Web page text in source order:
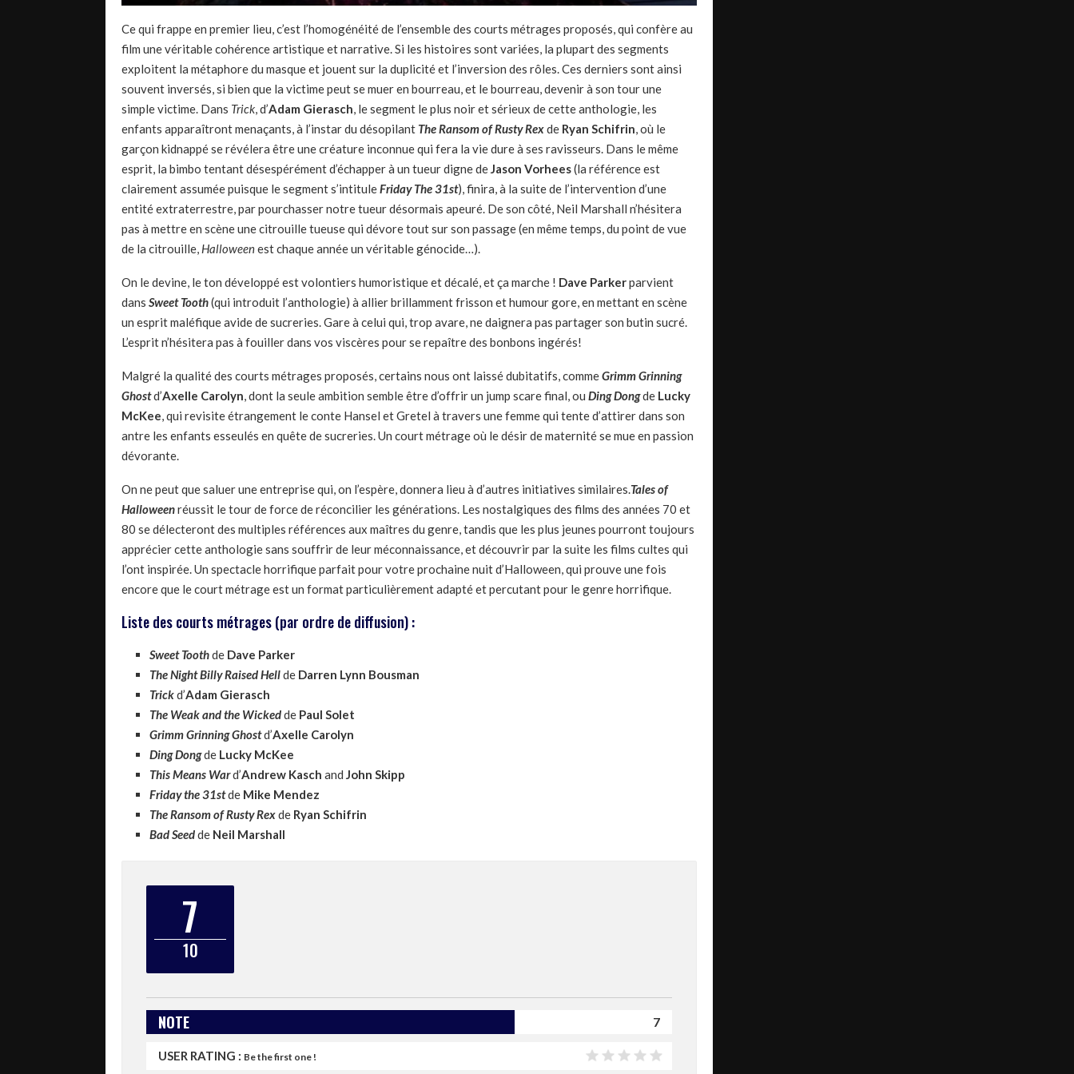
Ce qui frappe en premier lieu, c’est l’homogénéité de l’ensemble des courts métrages proposés, qui confère au
film une véritable cohérence artistique et narrative. Si les histoires sont variées, la plupart des segments
exploitent la métaphore du masque et jouent sur la duplicité et l’inversion des rôles. Ces derniers sont ainsi
souvent inversés, si bien que la victime peut se muer en bourreau, et le bourreau, devenir à son tour une
simple victime. Dans Trick, d’Adam Gierasch, le segment le plus noir et sérieux de cette anthologie, les
enfants apparaîtront menaçants, à l’instar du désopilant The Ransom of Rusty Rexde Ryan Schifrin, où le
garçon kidnappé se révélera être une créature inconnue qui fera la vie dure à ses ravisseurs. Dans le même
esprit, la bimbo tentant désespérément d’échapper à un tueur digne deJason Vorhees(la référence est
clairement assumée puisque le segment s’intituleFriday The 31st), finira, à la suite de l’intervention d’une
entité extraterrestre, par pourchasser notre tueur désormais apeuré. De son côté, Neil Marshall n’hésitera
pas à mettre en scène une citrouille tueuse qui dévore tout sur son passage (en même temps, du point de vue
de la citrouille, Halloweenest chaque année un véritable génocide…).
On le devine, le ton développé est volontiers humoristique et décalé, et ça marche ! Dave Parkerparvient
dans Sweet Tooth(qui introduit l’anthologie) à allier brillamment frisson et humour gore, en mettant en scène
un esprit maléfique avide de sucreries. Gare à celui qui, trop avare, ne daignera pas partager son butin sucré.
L’esprit n’hésitera pas à fouiller dans vos viscères pour se repaître des bonbons ingérés!
Malgré la qualité des courts métrages proposés, certains nous ont laissé dubitatifs, commeGrimm Grinning
Ghostd’Axelle Carolyn, dont la seule ambition semble être d’offrir un jump scare final, ou Ding Dongde Lucky
McKee, qui revisite étrangement le conte Hansel et Gretel à travers une femme qui tente d’attirer dans son
antre les enfants esseulés en quête de sucreries. Un court métrage où le désir de maternité se mue en passion
dévorante.
On ne peut que saluer une entreprise qui, on l’espère, donnera lieu à d’autres initiatives similaires.Tales of
Halloweenréussit le tour de force de réconcilier les générations. Les nostalgiques des films des années 70 et
80 se délecteront des multiples références aux maîtres du genre, tandis que les plus jeunes pourront toujours
apprécier cette anthologie sans souffrir de leur méconnaissance, et découvrir par la suite les films cultes qui
l’ont inspirée. Un spectacle horrifique parfait pour votre prochaine nuit d’Halloween, qui prouve une fois
encore que le court métrage est un format particulièrement adapté et percutant pour le genre horrifique.
Liste des courts métrages (par ordre de diffusion) :
Sweet Toothde Dave Parker
The Night Billy Raised Hellde Darren Lynn Bousman
Trickd’Adam Gierasch
The Weak and the Wickedde Paul Solet
Grimm Grinning Ghostd’Axelle Carolyn
Ding Dongde Lucky McKee
This Means Ward’Andrew Kasch and John Skipp
Friday the 31stde Mike Mendez
The Ransom of Rusty Rexde Ryan Schifrin
Bad Seedde Neil Marshall
7
10
NOTE 7
USER RATING : Be the first one !